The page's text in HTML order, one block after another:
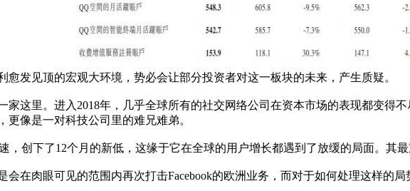
发见顶的宏观大环境，势必会让部分投资者对这一板块的未来，产生质疑。
这里。进入2018年，几乎全球所有的社交网络公司在资本市场的表现都变得
像是一对科技公司里的难兄难弟。
，创下了12个月的新低，这缘于它在全球的用户增长都遇到了放缓的局面。其
在肉眼可见的范围内再次打击Facebook的欧洲业务，而对于如何处理这样的局